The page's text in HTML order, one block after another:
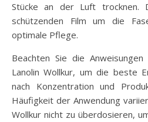
Stücke an der Luft trocknen.
schützenden Film um die
optimale Pflege.
Beachten Sie die
Lanolin Wollkur, um die beste
nach Konzentration und
Häufigkeit der Anwendung
Wollkur nicht zu überdosieren,